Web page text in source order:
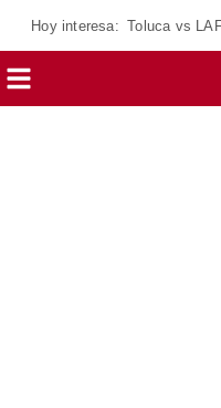
Hoy interesa: Toluca vs